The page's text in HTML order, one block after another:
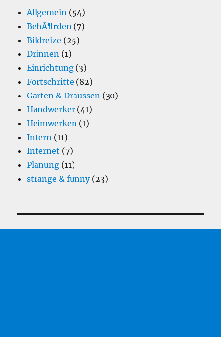
Allgemein (54)
BehÃ¶rden (7)
Bildreize (25)
Drinnen (1)
Einrichtung (3)
Fortschritte (82)
Garten & Draussen (30)
Handwerker (41)
Heimwerken (1)
Intern (11)
Internet (7)
Planung (11)
strange & funny(23)